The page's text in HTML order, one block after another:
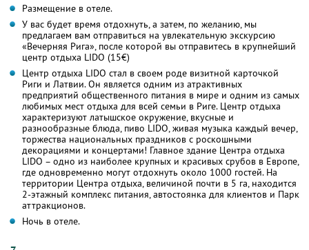
Размещение в отеле.
У вас будет время отдохнуть, а затем, по желанию, мы
предлагаем вам отправиться на увлекательную экскурсию
«Вечерняя Рига», после которой вы отправитесь в крупнейший
центр отдыха LIDO (15€)
Центр отдыха LIDO стал в своем роде визитной карточкой
Риги и Латвии. Он является одним из атрактивных
предприятий общественного питания в мире и одним из самых
любимых мест отдыха для всей семьи в Риге. Центр отдыха
характеризуют латышское окружение, вкусные и
разнообразные блюда, пиво LIDO, живая музыка каждый вечер,
торжества национальных праздников с роскошными
декорациями и концертами! Главное здание Центра отдыха
LIDO – одно из наиболее крупных и красивых срубов в Европе,
где одновременно могут отдохнуть около 1000 гостей. На
территории Центра отдыха, величиной почти в 5 га, находится
2-этажный комплекс питания, автостоянка для клиентов и Парк
аттракционов.
Ночь в отеле.